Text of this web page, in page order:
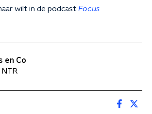
wilt in de podcast Focus
en Co
NTR